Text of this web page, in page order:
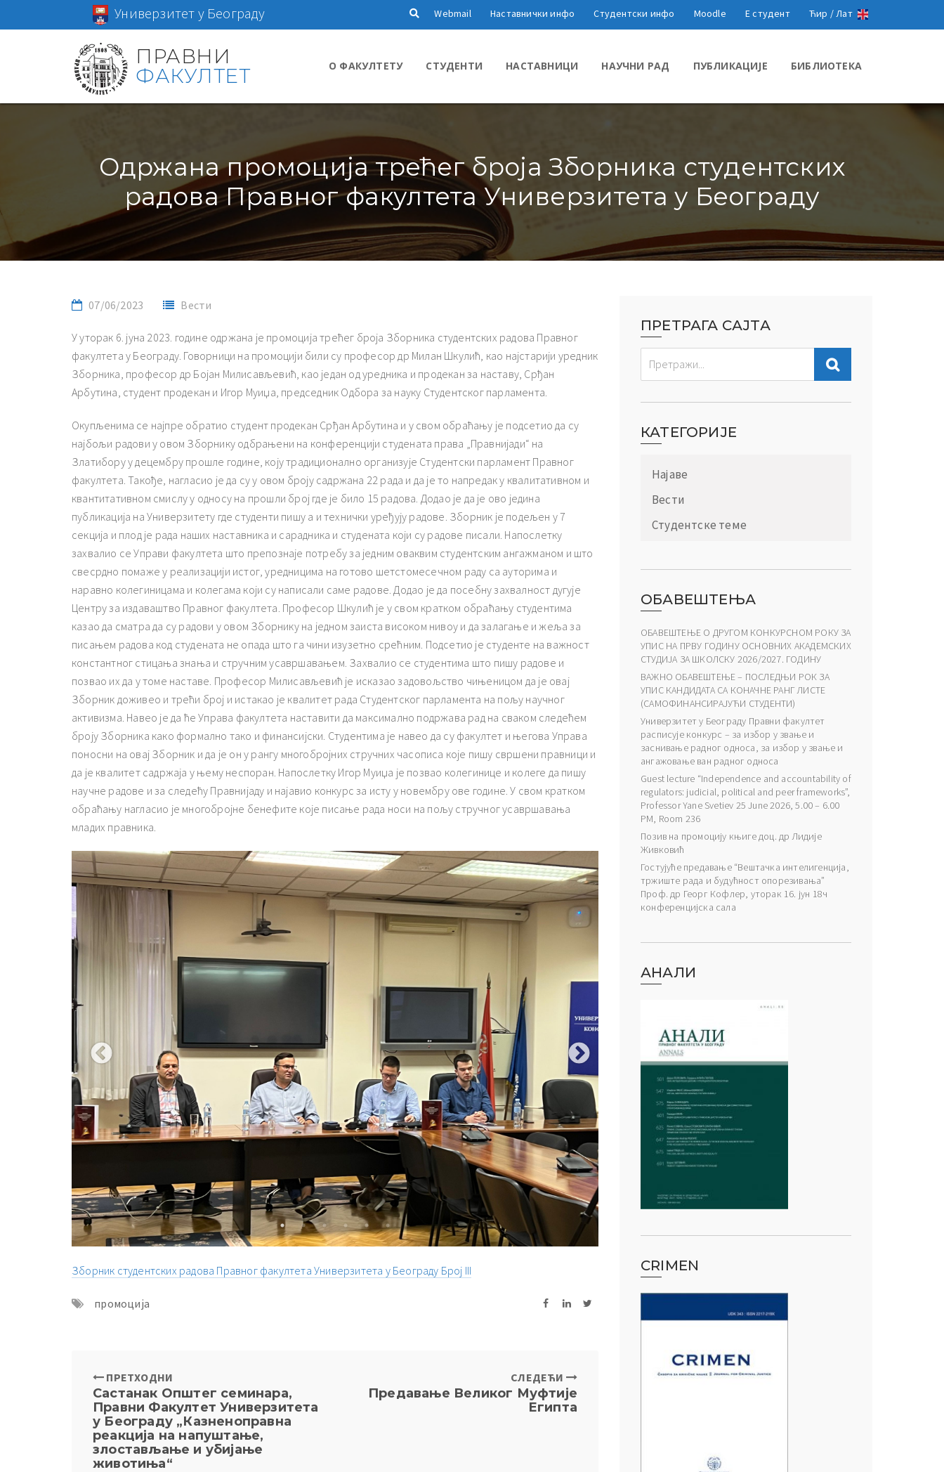
Универзитет у Београду Webmail Наставнички инфо Студентски инфо Moodle Е студент Ћир /Лат
ПРАВНИ
ФАКУЛТЕТ
О ФАКУЛТЕТУ СТУДЕНТИ НАСТАВНИЦИ НАУЧНИ РАД ПУБЛИКАЦИЈЕ БИБЛИОТЕКА
Одржана промоција трећег броја Зборника студентских
радова Правног факултета Универзитета у Београду
07/06/2023 Вести
У уторак 6. јуна 2023. године одржана је промоција трећег броја Зборника студентских радова Правног
факултета у Београду. Говорници на промоцији били су професор др Милан Шкулић, као најстарији уредник
Зборника, професор др Бојан Милисављевић, као један од уредника и продекан за наставу, Срђан
Арбутина, студент продекан и Игор Муиџа, председник Одбора за науку Студентског парламента.
Окупљенима се најпре обратио студент продекан Срђан Арбутина и у свом обраћању је подсетио да су
најбољи радови у овом Зборнику одбрањени на конференцији студената права „Правнијади“ на
Златибору у децембру прошле године, коју традиционално организује Студентски парламент Правног
факултета. Такође, нагласио је да су у овом броју садржана 22 рада и да је то напредак у квалитативном и
квантитативном смислу у односу на прошли број где је било 15 радова. Додао је да је ово једина
публикација на Универзитету где студенти пишу а и технички уређују радове. Зборник је подељен у 7
секција и плод је рада наших наставника и сарадника и студената који су радове писали. Напослетку
захвалио се Управи факултета што препознаје потребу за једним оваквим студентским ангажманом и што
свесрдно помаже у реализацији истог, уредницима на готово шетстомесечном раду са ауторима и
наравно колегиницама и колегама који су написали саме радове. Додао је да посебну захвалност дугује
Центру за издаваштво Правног факултета. Професор Шкулић је у свом кратком обраћању студентима
казао да сматра да су радови у овом Зборнику на једном заиста високом нивоу и да залагање и жеља за
писањем радова код студената не опада што га чини изузетно срећним. Подсетио је студенте на важност
константног стицања знања и стручним усавршавањем. Захвалио се студентима што пишу радове и
позвао их да у томе наставе. Професор Милисављевић је исказао задовољство чињеницом да је овај
Зборник доживео и трећи број и истакао је квалитет рада Студентског парламента на пољу научног
активизма. Навео је да ће Управа факултета наставити да максимално подржава рад на сваком следећем
броју Зборника како формално тако и финансијски. Студентима је навео да су факултет и његова Управа
поносни на овај Зборник и да је он у рангу многобројних стручних часописа које пишу свршени правници и
да је квалитет садржаја у њему неспоран. Напослетку Игор Муиџа је позвао колегинице и колеге да пишу
научне радове и за следећу Правнијаду и најавио конкурс за исту у новембру ове године. У свом кратком
обраћању нагласио је многобројне бенефите које писање рада носи на пољу стручног усавршавања
младих правника.
Зборник студентских радова Правног факултета Универзитета у Београду Број III
промоција
ПРЕТХОДНИ
Састанак Општег семинара,
Правни Факултет Универзитета
у Београду „Казненоправна
реакција на напуштање,
злостављање и убијање
животиња“
СЛЕДЕЋИ
Предавање Великог Муфтије
Египта
ПРЕТРАГА САЈТА
КАТЕГОРИЈЕ
Најаве
Вести
Студентске теме
ОБАВЕШТЕЊА
ОБАВЕШТЕЊЕ О ДРУГОМ КОНКУРСНОМ РОКУ ЗА
УПИС НА ПРВУ ГОДИНУ ОСНОВНИХ АКАДЕМСКИХ
СТУДИЈА ЗА ШКОЛСКУ 2026/2027. ГОДИНУ
ВАЖНО ОБАВЕШТЕЊЕ – ПОСЛЕДЊИ РОК ЗА
УПИС КАНДИДАТА СА КОНАЧНЕ РАНГ ЛИСТЕ
(САМОФИНАНСИРАЈУЋИ СТУДЕНТИ)
Универзитет у Београду Правни факултет
расписује конкурс – за избор у звање и
заснивање радног односа, за избор у звање и
ангажовање ван радног односа
Guest lecture “Independence and accountability of
regulators: judicial, political and peer frameworks”,
Professor Yane Svetiev 25 June 2026, 5.00 – 6.00
PM, Room 236
Позив на промоцију књиге доц. др Лидије
Живковић
Гостујуће предавање “Вештачка интелигенција,
тржиште рада и будућност опорезивања”
Проф. др Георг Кофлер, уторак 16. јун 18ч
конференцијска сала
АНАЛИ
CRIMEN